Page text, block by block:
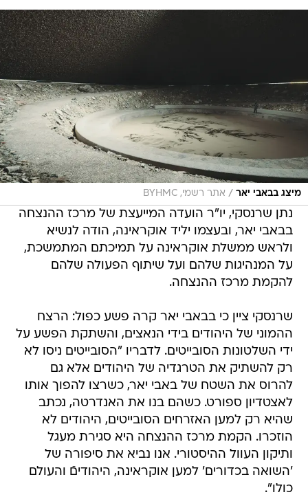
מיצג בבאבי יאר / אתר רשמי, BYHMC
נתן שרנסקי, יו"ר הועדה המייעצת של מרכז ההנצחה
בבאבי יאר, ובעצמו יליד אוקראינה, הודה לנשיא
ולראש ממשלת אוקראינה על תמיכתם המתמשכת,
על המנהיגות שלהם ועל שיתוף הפעולה שלהם
להקמת מרכז ההנצחה.
שרנסקי ציין כי בבאבי יאר קרה פשע כפול: הרצח
ההמוני של היהודים בידי הנאצים, והשתקת הפשע על
ידי השלטונות הסובייטים. לדבריו "הסובייטים ניסו לא
רק להשתיק את הטרגדיה של היהודים אלא גם
להרוס את השטח של באבי יאר, כשרצו להפוך אותו
לאצטדיון ספורט. כשהם בנו את האנדרטה, נכתב
שהיא רק למען האזרחים הסובייטים, היהודים לא
הוזכרו. הקמת מרכז ההנצחה היא סגירת מעגל
ותיקון העוול ההיסטורי. אנו נביא את סיפורה של
'השואה בכדורים' למען אוקראינה, היהודיםֿ והעולם
כולו".